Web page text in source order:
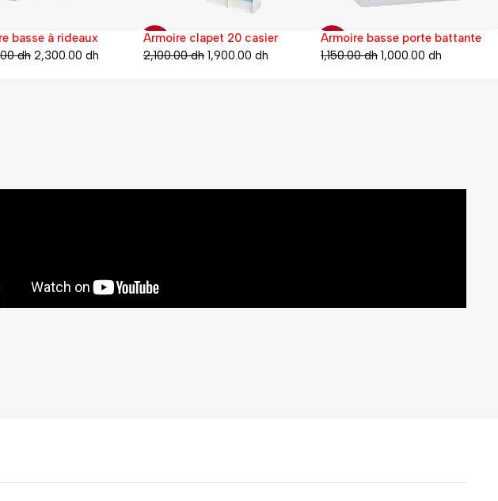
basse à rideaux
dh 2,300.00 dh
-10%
Armoire clapet 20 casier
2,100.00dh 1,900.00 dh
-17%
Armoire basse porte battante
1,150.00dh 1,000.00 dh